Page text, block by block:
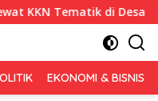
di Desa Alebo
EKONOMI & BISNIS